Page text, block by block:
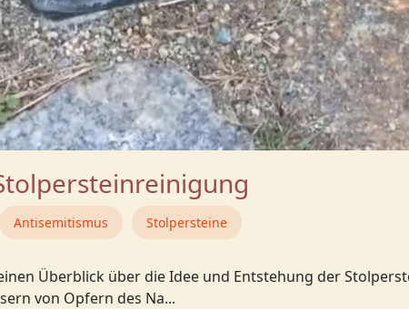
Antisemitismus Stolpersteine
Überblick über die Idee und Entstehung der
von Opfern des Na...